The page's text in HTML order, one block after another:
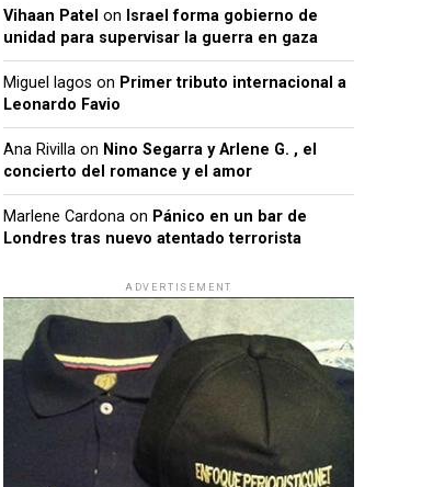
Vihaan Patel on Israel forma gobierno de
unidad para supervisar la guerra en gaza
Miguel lagos on Primer tributo internacional a
Leonardo Favio
Ana Rivilla on Nino Segarra y Arlene G. , el
concierto del romance y el amor
Marlene Cardona on Pánico en un bar de
Londres tras nuevo atentado terrorista
ADVERTISEMENT